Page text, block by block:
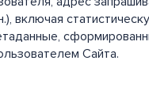
включая
Сайта.